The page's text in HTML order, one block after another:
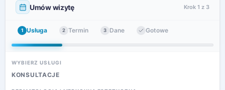
Umów wizytę Krok 1 z 3
1 Usługa 2 Termin 3 Dane Gotowe
WYBIERZ USŁUGI
KONSULTACJE